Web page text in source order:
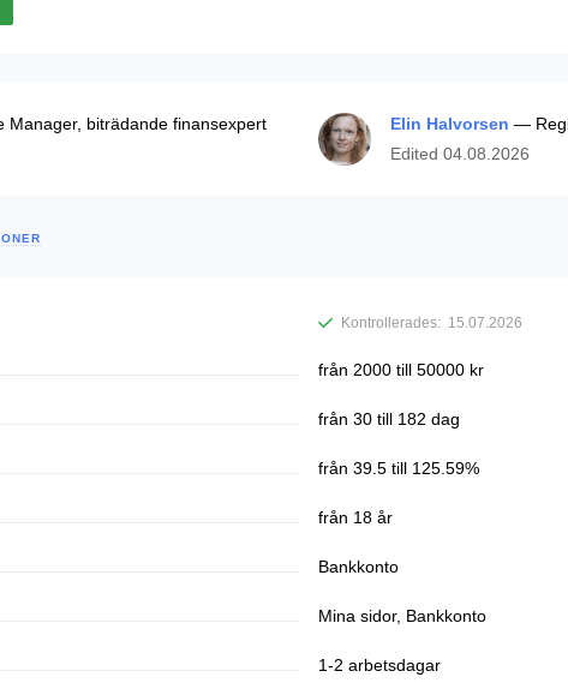
biträdande finansexpert
Elin Halvorsen —
Edited 04.08.2026
Kontrollerades: 15.07.2026
från 2000 till 50000 kr
från 30 till 182 dag
från 39.5 till 125.59%
från 18 år
Bankkonto
Mina sidor, Bankkonto
1-2 arbetsdagar